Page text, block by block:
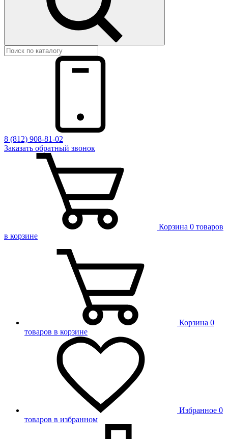
8 (812) 908-81-02
Заказать обратный звонок
Корзина 0 товаров
в корзине
Корзина 0
товаров в корзине
Избранное 0
товаров в избранном